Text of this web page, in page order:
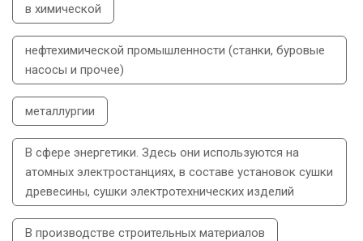
в химической
нефтехимической промышленности (станки, буровые
насосы и прочее)
металлургии
В сфере энергетики. Здесь они используются на
атомных электростанциях, в составе установок сушки
древесины, сушки электротехнических изделий
В производстве строительных материалов